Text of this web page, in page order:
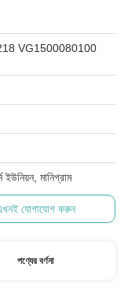
VG1500080100
মানিগ্রাম
যোগাযোগ করুন
পণ্যের বর্ণনা